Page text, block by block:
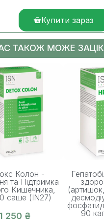
Купити зараз
ТАКОЖ МОЖЕ
Колон -
та Підтримка
Кишечника,
саше (IN27)
1 250 ₴
90